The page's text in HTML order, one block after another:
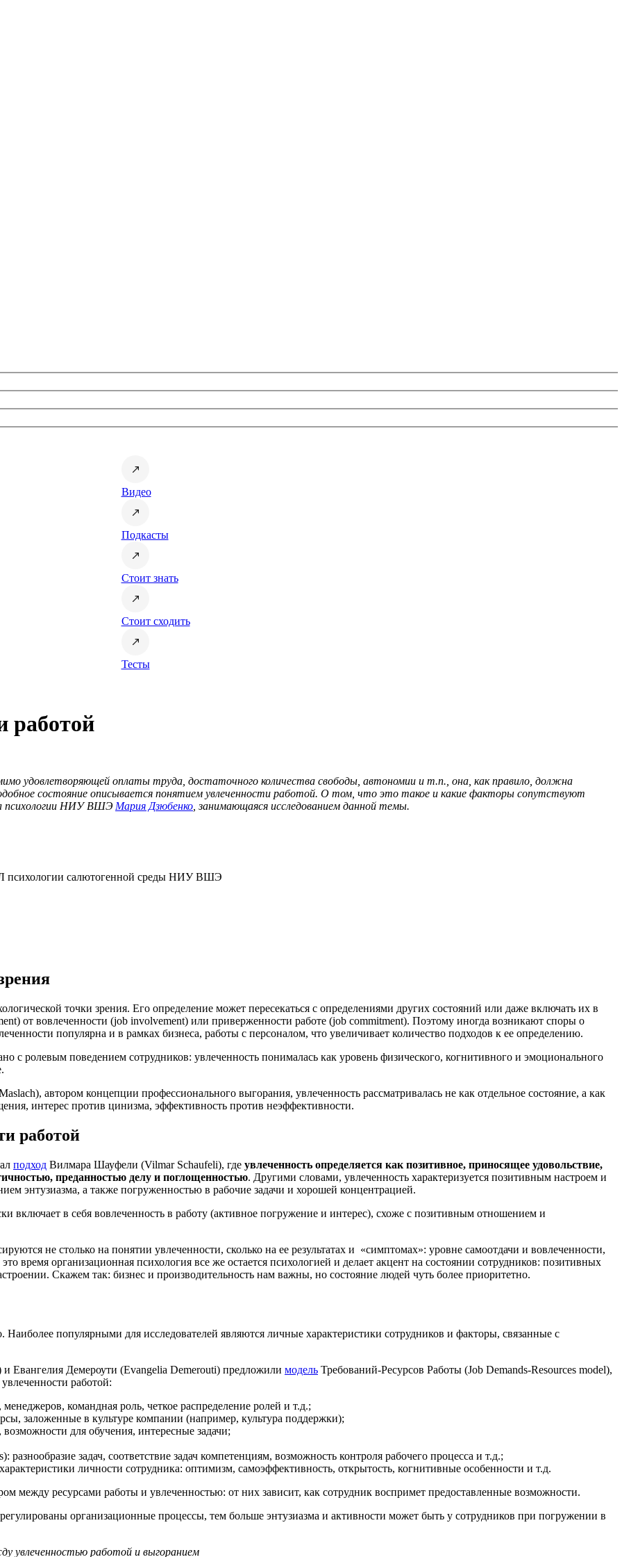
Видео
Подкасты
Стоит знать
Стоит сходить
Тесты
работой
удовлетворяющей оплаты труда, достаточного количества свободы, автономии и т.п., она, как правило, должна
состояние описывается понятием увлеченности работой. О том, что это такое и какие факторы сопутствуют
психологии НИУ ВШЭ Мария Дзюбенко , занимающаяся исследованием данной темы.
психологии салютогенной среды НИУ ВШЭ
точки зрения. Его определение может пересекаться с определениями других состояний или даже включать их в
от вовлеченности (job involvement) или приверженности работе (job commitment). Поэтому иногда возникают споры о
популярна и в рамках бизнеса, работы с персоналом, что увеличивает количество подходов к ее определению.
с ролевым поведением сотрудников: увлеченность понималась как уровень физического, когнитивного и эмоционального
автором концепции профессионального выгорания, увлеченность рассматривалась не как отдельное состояние, а как
интерес против цинизма, эффективность против неэффективности.
работой
подход Вилмара Шауфели (Vilmar Schaufeli), где увлеченность определяется как позитивное, приносящее удовольствие,
преданностью делу и поглощенностью. Другими словами, увлеченность характеризуется позитивным настроем и
энтузиазма, а также погруженностью в рабочие задачи и хорошей концентрацией.
включает в себя вовлеченность в работу (активное погружение и интерес), схоже с позитивным отношением и
не столько на понятии увлеченности, сколько на ее результатах и «симптомах»: уровне самоотдачи и вовлеченности,
время организационная психология все же остается психологией и делает акцент на состоянии сотрудников: позитивных
Скажем так: бизнес и производительность нам важны, но состояние людей чуть более приоритетно.
популярными для исследователей являются личные характеристики сотрудников и факторы, связанные с
Евангелия Демероути (Evangelia Demerouti) предложили модель Требований-Ресурсов Работы (Job Demands-Resources model),
работой:
командная роль, четкое распределение ролей и т.д.;
заложенные в культуре компании (например, культура поддержки);
возможности для обучения, интересные задачи;
разнообразие задач, соответствие задач компетенциям, возможность контроля рабочего процесса и т.д.;
личности сотрудника: оптимизм, самоэффективность, открытость, когнитивные особенности и т.д.
между ресурсами работы и увлеченностью: от них зависит, как сотрудник воспримет предоставленные возможности.
организационные процессы, тем больше энтузиазма и активности может быть у сотрудников при погружении в
увлеченностью работой и выгоранием